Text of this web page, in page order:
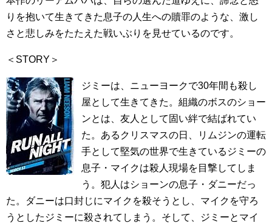
りを抱いて生きてきた息子の人生への贖罪のような、激し
さと悲しみをたたえた戦いぶりを見せているのです。
＜STORY＞
ジミーは、ニューヨークで30年間も殺し
屋として生きてきた。組織のボスのショー
ンとは、友人として固い絆で結ばれてい
た。あるクリスマスの日、リムジンの運転
手として堅気の世界で生きているジミーの
息子・マイクは殺人現場を目撃してしま
う。犯人はショーンの息子・ダニーだっ
た。ダニーは口封じにマイクを殺そうとし、マイクを守ろ
うとしたジミーに殺されてしまう。そして、ジミーとマイ